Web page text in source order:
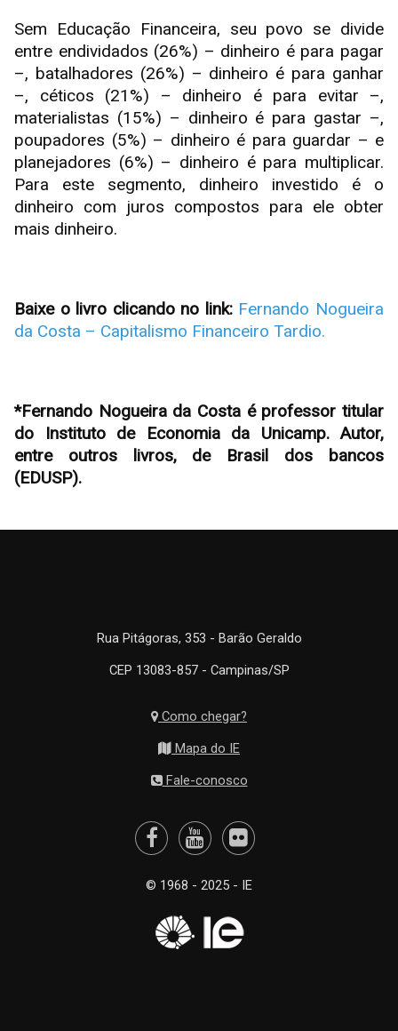
Sem Educação Financeira, seu povo se divide
entre endividados (26%) – dinheiro é para pagar
–, batalhadores (26%) – dinheiro é para ganhar
–, céticos (21%) – dinheiro é para evitar –,
materialistas (15%) – dinheiro é para gastar –,
poupadores (5%) – dinheiro é para guardar – e
planejadores (6%) – dinheiro é para multiplicar.
Para este segmento, dinheiro investido é o
dinheiro com juros compostos para ele obter
mais dinheiro.
Baixe o livro clicando no link: Fernando Nogueira
da Costa – Capitalismo Financeiro Tardio.
*Fernando Nogueira da Costa é professor titular
do Instituto de Economia da Unicamp. Autor,
entre outros livros, de Brasil dos bancos
(EDUSP).
Rua Pitágoras, 353 - Barão Geraldo
CEP 13083-857 - Campinas/SP
Como chegar?
Mapa do IE
Fale-conosco
© 1968 - 2025 - IE